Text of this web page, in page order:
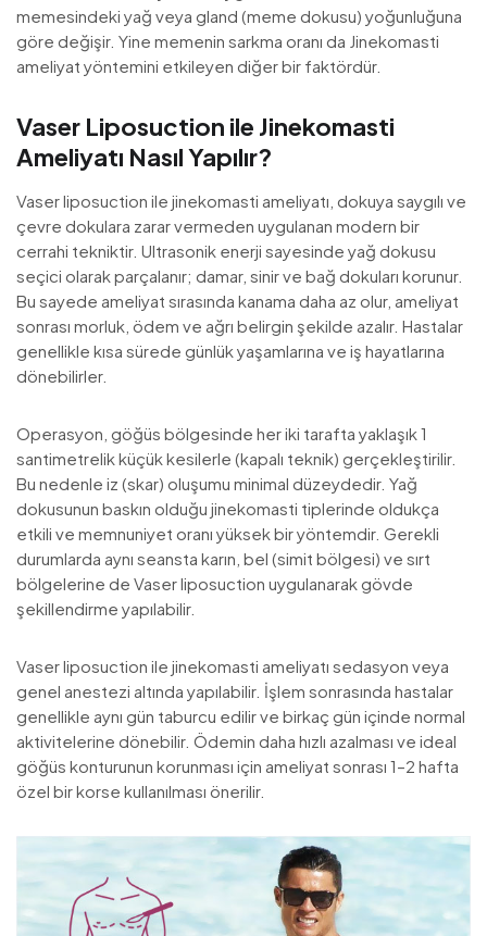
memesindeki yağ veya gland (meme dokusu) yoğunluğuna
göre değişir. Yine memenin sarkma oranı da Jinekomasti
ameliyat yöntemini etkileyen diğer bir faktördür.
Vaser Liposuction ile Jinekomasti
Ameliyatı Nasıl Yapılır?
Vaser liposuction ile jinekomasti ameliyatı, dokuya saygılı ve
çevre dokulara zarar vermeden uygulanan modern bir
cerrahi tekniktir. Ultrasonik enerji sayesinde yağ dokusu
seçici olarak parçalanır; damar, sinir ve bağ dokuları korunur.
Bu sayede ameliyat sırasında kanama daha az olur, ameliyat
sonrası morluk, ödem ve ağrı belirgin şekilde azalır. Hastalar
genellikle kısa sürede günlük yaşamlarına ve iş hayatlarına
dönebilirler.
Operasyon, göğüs bölgesinde her iki tarafta yaklaşık 1
santimetrelik küçük kesilerle (kapalı teknik) gerçekleştirilir.
Bu nedenle iz (skar) oluşumu minimal düzeydedir. Yağ
dokusunun baskın olduğu jinekomasti tiplerinde oldukça
etkili ve memnuniyet oranı yüksek bir yöntemdir. Gerekli
durumlarda aynı seansta karın, bel (simit bölgesi) ve sırt
bölgelerine de Vaser liposuction uygulanarak gövde
şekillendirme yapılabilir.
Vaser liposuction ile jinekomasti ameliyatı sedasyon veya
genel anestezi altında yapılabilir. İşlem sonrasında hastalar
genellikle aynı gün taburcu edilir ve birkaç gün içinde normal
aktivitelerine dönebilir. Ödemin daha hızlı azalması ve ideal
göğüs konturunun korunması için ameliyat sonrası 1–2 hafta
özel bir korse kullanılması önerilir.